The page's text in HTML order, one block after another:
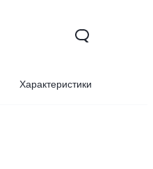
Характеристики